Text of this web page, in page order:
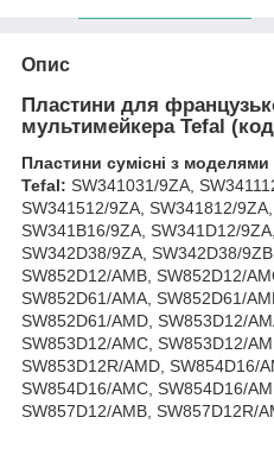
Опис
Пластини для
мультимейкера Tefal
Пластини сумісні з
Tefal: SW341031/9ZA,
SW341512/9ZA, SW341812/
SW341B16/9ZA, SW341D12/
SW342D38/9ZA, SW342D38/
SW852D12/AMB, SW852D12/
SW852D61/AMA, SW852D61/
SW852D61/AMD, SW853D12/
SW853D12/AMC, SW853D12/
SW853D12R/AMD, SW854D16/
SW854D16/AMC, SW854D16/
SW857D12/AMB, SW857D12R/